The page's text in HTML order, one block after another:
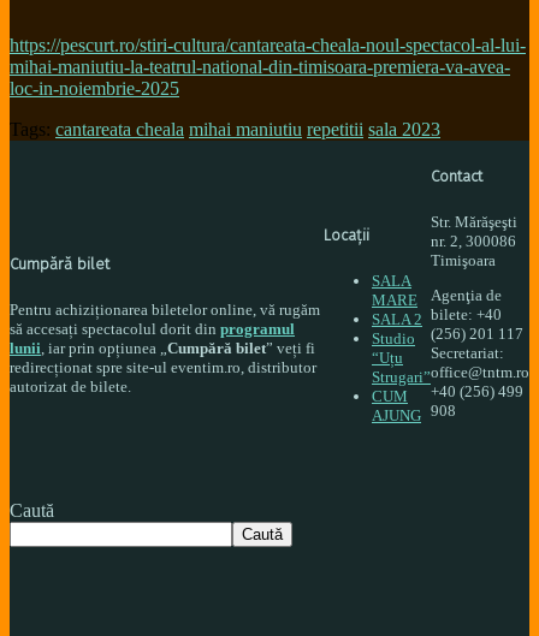
https://pescurt.ro/stiri-cultura/cantareata-cheala-noul-spectacol-al-lui-
mihai-maniutiu-la-teatrul-national-din-timisoara-premiera-va-avea-
loc-in-noiembrie-2025
Tags: cantareata cheala mihai maniutiu repetitii sala 2023
Cumpără bilet
Pentru achiziționarea biletelor online, vă rugăm
să accesați spectacolul dorit din programul
lunii, iar prin opțiunea „Cumpără bilet” veți fi
redirecționat spre site-ul eventim.ro, distributor
autorizat de bilete.
Locații
SALA
MARE
SALA 2
Studio
“Uțu
Strugari”
CUM
AJUNG
Contact
Str. Mărăşeşti
nr. 2, 300086
Timişoara
Agenţia de
bilete: +40
(256) 201 117
Secretariat:
office@tntm.ro
+40 (256) 499
908
Caută
Caută